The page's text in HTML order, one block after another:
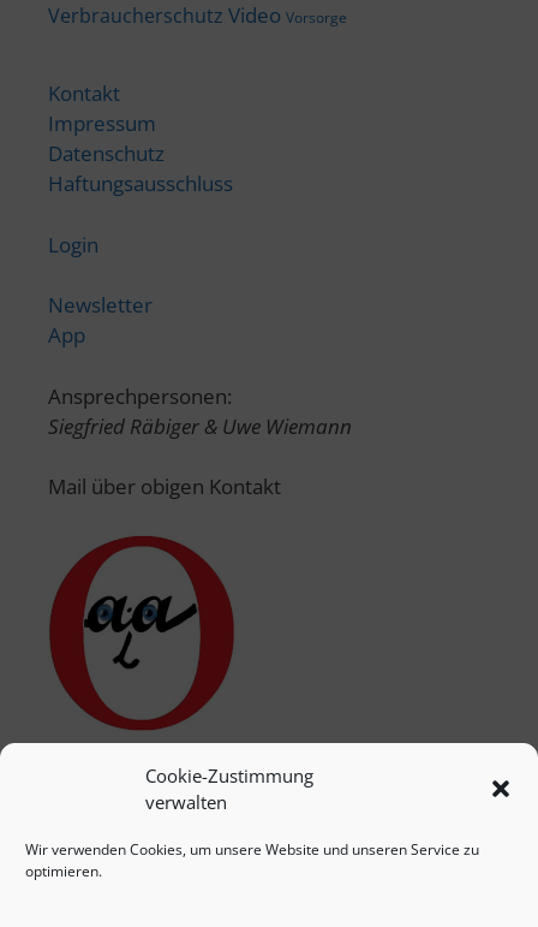
Cookie-Zustimmung
verwalten
Wir verwenden Cookies, um unsere Website und unseren Service zu
optimieren.
Verbraucherschutz Video Vorsorge
Kontakt
Impressum
Datenschutz
Haftungsausschluss
Login
Newsletter
App
Ansprechpersonen:
Siegfried Räbiger & Uwe Wiemann
Mail über obigen Kontakt